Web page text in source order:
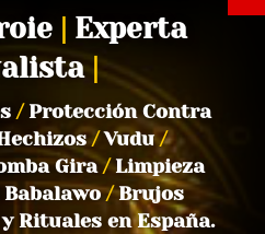
Experta
/Protección Contra
/Vudu/
Gira/Limpieza
/Brujos
Rituales en España.